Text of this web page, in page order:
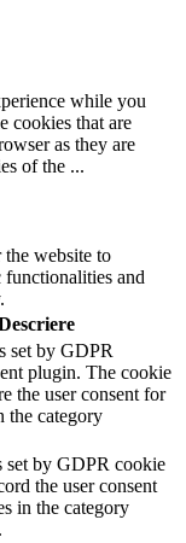
while you
cookies that are
as they are
of the ...
the website to
functionalities and
set by GDPR
plugin. The cookie
the user consent for
the category
set by GDPR cookie
the user consent
in the category